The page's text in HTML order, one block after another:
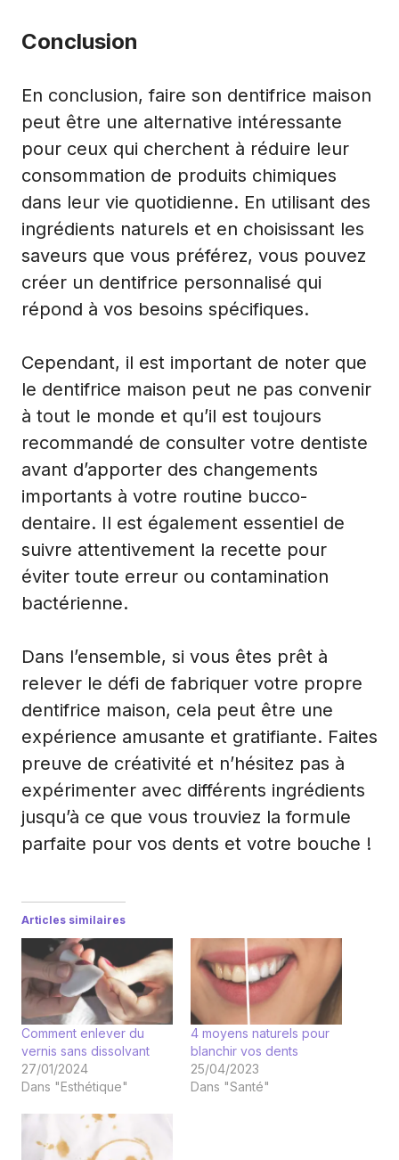
Conclusion
En conclusion, faire son dentifrice maison
peut être une alternative intéressante
pour ceux qui cherchent à réduire leur
consommation de produits chimiques
dans leur vie quotidienne. En utilisant des
ingrédients naturels et en choisissant les
saveurs que vous préférez, vous pouvez
créer un dentifrice personnalisé qui
répond à vos besoins spécifiques.
Cependant, il est important de noter que
le dentifrice maison peut ne pas convenir
à tout le monde et qu’il est toujours
recommandé de consulter votre dentiste
avant d’apporter des changements
importants à votre routine bucco-
dentaire. Il est également essentiel de
suivre attentivement la recette pour
éviter toute erreur ou contamination
bactérienne.
Dans l’ensemble, si vous êtes prêt à
relever le défi de fabriquer votre propre
dentifrice maison, cela peut être une
expérience amusante et gratifiante. Faites
preuve de créativité et n’hésitez pas à
expérimenter avec différents ingrédients
jusqu’à ce que vous trouviez la formule
parfaite pour vos dents et votre bouche !
Articles similaires
Comment enlever du
vernis sans dissolvant
27/01/2024
Dans "Esthétique"
4 moyens naturels pour
blanchir vos dents
25/04/2023
Dans "Santé"